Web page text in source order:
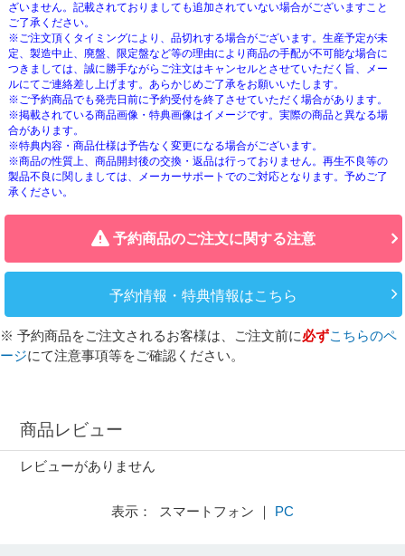
ざいません。記載されておりましても追加されていない場合がございますこと
ご了承ください。
※ご注文頂くタイミングにより、品切れする場合がございます。生産予定が未
定、製造中止、廃盤、限定盤など等の理由により商品の手配が不可能な場合に
つきましては、誠に勝手ながらご注文はキャンセルとさせていただく旨、メー
ルにてご連絡差し上げます。あらかじめご了承をお願いいたします。
※ご予約商品でも発売日前に予約受付を終了させていただく場合があります。
※掲載されている商品画像・特典画像はイメージです。実際の商品と異なる場
合があります。
※特典内容・商品仕様は予告なく変更になる場合がございます。
※商品の性質上、商品開封後の交換・返品は行っておりません。再生不良等の
製品不良に関しましては、メーカーサポートでのご対応となります。予めご了
承ください。
予約商品のご注文に関する注意
予約情報・特典情報はこちら
※ 予約商品をご注文されるお客様は、ご注文前に必ずこちらのペ
ージにて注意事項等をご確認ください。
商品レビュー
レビューがありません
表示： スマートフォン ｜ PC